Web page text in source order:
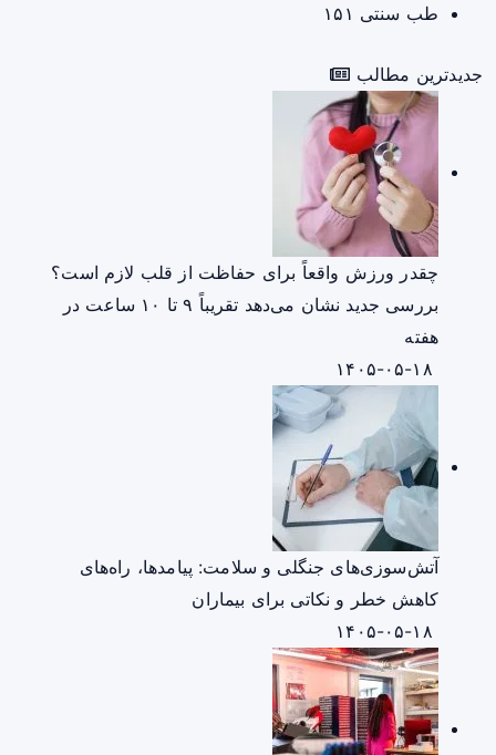
طب سنتی ۱۵۱
جدیدترین مطالب
چقدر ورزش واقعاً برای حفاظت از قلب لازم است؟
بررسی جدید نشان می‌دهد تقریباً ۹ تا ۱۰ ساعت در
هفته
آتش‌سوزی‌های جنگلی و سلامت: پیامدها، راه‌های
کاهش خطر و نکاتی برای بیماران